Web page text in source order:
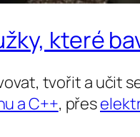
které
tvořit a učit
a C++, přes